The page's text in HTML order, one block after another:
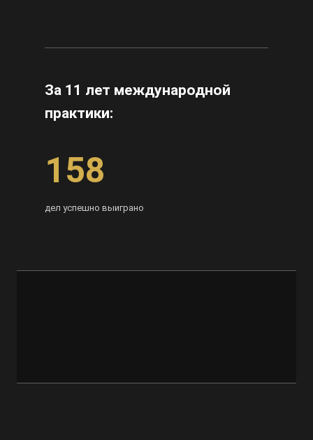
За 11 лет международной
практики:
158
дел успешно выиграно